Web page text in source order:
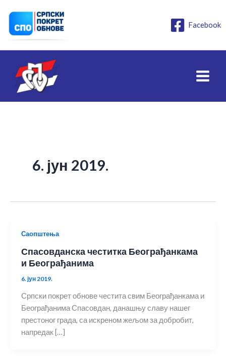
садржај
Facebook
6. јун 2019.
Саопштења
Спасовданска честитка Београђанкама
и Београђанима
6. јун 2019.
Српски покрет обнове честита свим Београђанкама и
Београђанима Спасовдан, данашњу славу нашег
престоног града, са искреном жељом за добробит,
напредак […]